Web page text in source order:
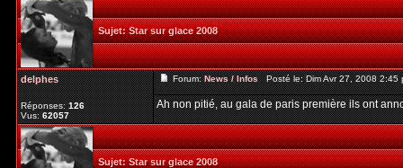
Sujet:Star sur glace 2008
delphes
Réponses:126
Vus:62057
Forum:News / InfosPosté le: Dim Avr 27, 2008
Ah non pitié, au gala de paris première ils ont
Sujet:Star sur glace 2008